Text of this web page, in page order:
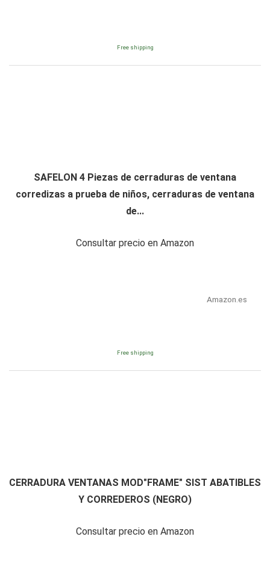
Free shipping
SAFELON 4 Piezas de cerraduras de ventana
corredizas a prueba de niños, cerraduras de ventana
de...
Consultar precio en Amazon
Amazon.es
Free shipping
CERRADURA VENTANAS MOD"FRAME" SIST ABATIBLES
Y CORREDEROS (NEGRO)
Consultar precio en Amazon